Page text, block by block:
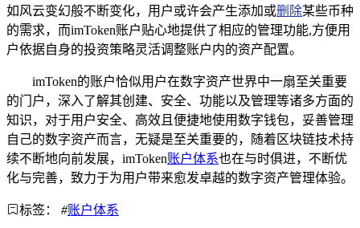
如风云变幻般不断变化，用户或许会产生添加或删除某些币种
的需求，而imToken账户贴心地提供了相应的管理功能,方便用
户依据自身的投资策略灵活调整账户内的资产配置。
imToken的账户恰似用户在数字资产世界中一扇至关重要
的门户，深入了解其创建、安全、功能以及管理等诸多方面的
知识，对于用户安全、高效且便捷地使用数字钱包，妥善管理
自己的数字资产而言，无疑是至关重要的，随着区块链技术持
续不断地向前发展，imToken账户体系也在与时俱进，不断优
化与完善，致力于为用户带来愈发卓越的数字资产管理体验。
标签： #账户体系